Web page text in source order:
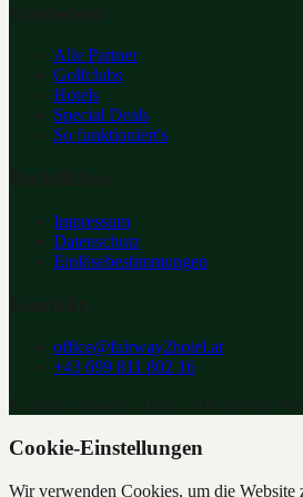
Alle Partner
Golfclubs
Hotels
Special Deals
So funktioniert's
Impressum
Datenschutz
Einlösebestimmungen
office@fairway2hotel.at
+43 699 811 802 16
Cookie-Einstellungen
Wir verwenden Cookies, um die Website